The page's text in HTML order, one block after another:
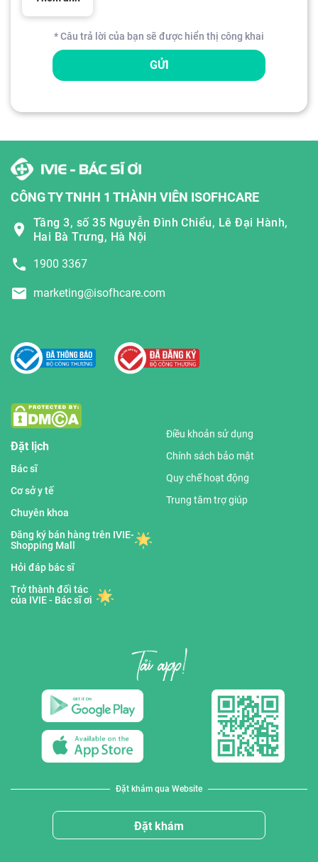
* Câu trả lời của bạn sẽ được hiển thị công khai
GỬI
CÔNG TY TNHH 1 THÀNH VIÊN ISOFHCARE
Tầng 3, số 35 Nguyễn Đình Chiểu, Lê Đại Hành,
Hai Bà Trưng, Hà Nội
1900 3367
marketing@isofhcare.com
Đặt lịch
Bác sĩ
Cơ sở y tế
Chuyên khoa
Đăng ký bán hàng trên IVIE-
Shopping Mall
Hỏi đáp bác sĩ
Trở thành đối tác
của IVIE - Bác sĩ ơi
Điều khoản sử dụng
Chính sách bảo mật
Quy chế hoạt động
Trung tâm trợ giúp
Đặt khám qua Website
Đặt khám